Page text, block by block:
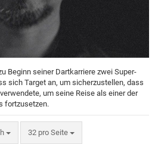
Beginn seiner Dartkarriere zwei Super-
sich Target an, um sicherzustellen, dass
um seine Reise als einer der
fortzusetzen.
32 pro Seite